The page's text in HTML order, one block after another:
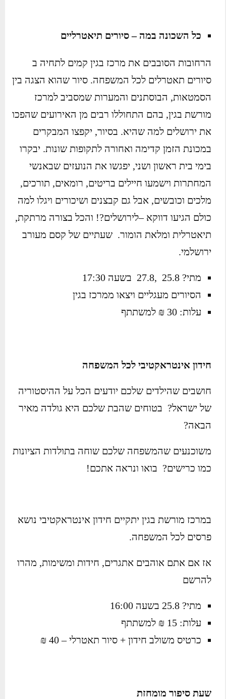
כל השכונה במה – סיורים תיאטרליים
הרחובות הסובבים את מרכז בגין קמים לתחיה ב
סיורים תאטרלים לכל המשפחה. סיור שהוא הצגה בין
הסמטאות, הבוסתנים והמערות שמסביב למרכז
מורשת בגין, בהם התחוללו רבים מן האירועים שהפכו
את ירושלים למה שהיא. בסיור, יקפצו המבקרים
במכונת הזמן קדימה ואחורה לתקופות שונות. יבקרו
בימי בית ראשון ושני, יפגשו את הנועזים שבאנשי
המחתרות וישמעו חיילים בריטים, רומאים, תורכים,
מלכים וכובשים, אבל גם קבצנים ושיכורים ויגלו למה
כולם הגיעו דווקא –לירושלים?! והכל בצורה מרתקת,
תיאטרלית ומלאת הומור. שעתיים של קסם מעורב
ירושלמי.
מתי? 25.8 ,27.8 בשעה 17:30
הסיורים מעגליים ויצאו ממרכז בגין
עלות: 30 ₪ למשתתף
חידון אינטראקטיבי לכל המשפחה
חושבים שהילדים שלכם יודעים הכל על ההיסטוריה
של ישראל? בטוחים שהבת שלכם היא גולדה מאיר
הבאה?
משוכנעים שהמשפחה שלכם שוחה בתולדות הציונות
כמו כרישים? בואו ונראה אתכם!
במרכז מורשת בגין יתקיים חידון אינטראקטיבי נושא
פרסים לכל המשפחה.
אז אם אתם אוהבים אתגרים, חידות ומשימות, מהרו
להרשם
מתי? 25.8 בשעה 16:00
עלות: 15 ₪ למשתתף
כרטיס משולב חידון + סיור תאטרלי – 40 ₪
שעת סיפור מומחזת